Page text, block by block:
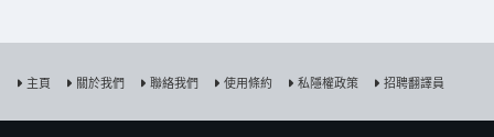
主頁 關於我們 聯絡我們 使用條約 私隱權政策 招聘翻譯員